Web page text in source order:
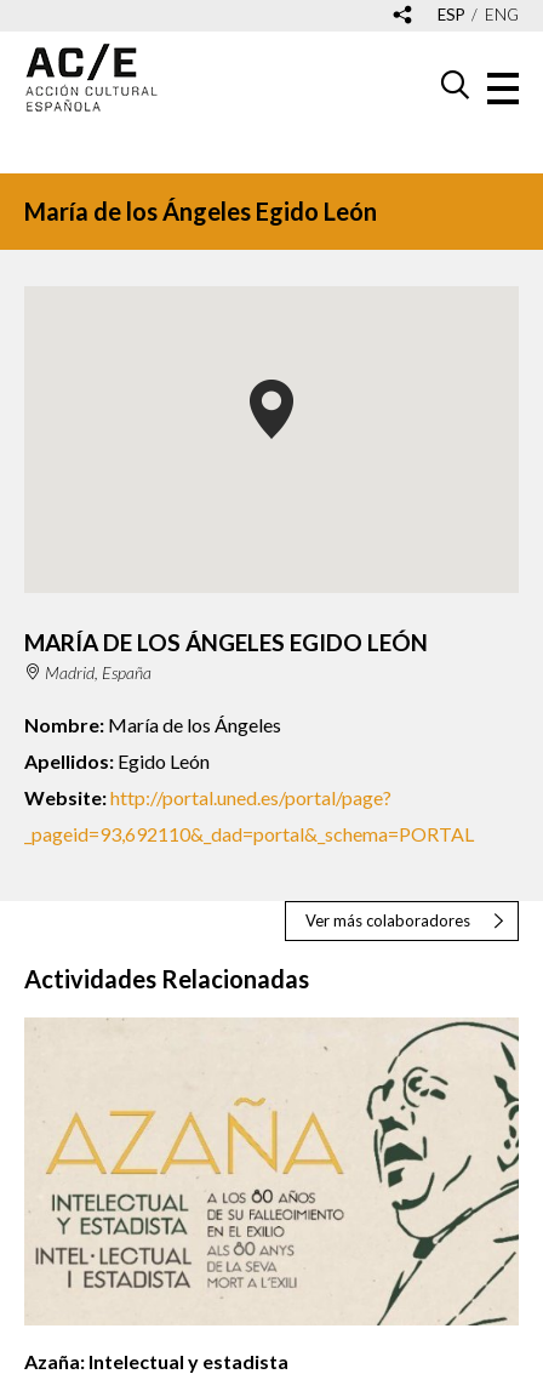
ESP ENG
María de los Ángeles Egido León
MARÍA DE LOS ÁNGELES EGIDO LEÓN
Madrid, España
Nombre: María de los Ángeles
Apellidos: Egido León
Website:http://portal.uned.es/portal/page?
_pageid=93,692110&_dad=portal&_schema=PORTAL
Ver más colaboradores
Actividades Relacionadas
Azaña: Intelectual y estadista